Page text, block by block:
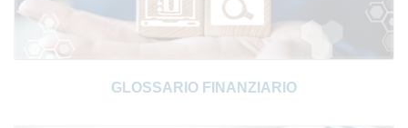
GLOSSARIO FINANZIARIO